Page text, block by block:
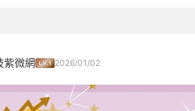
紫微網 2026/01/02